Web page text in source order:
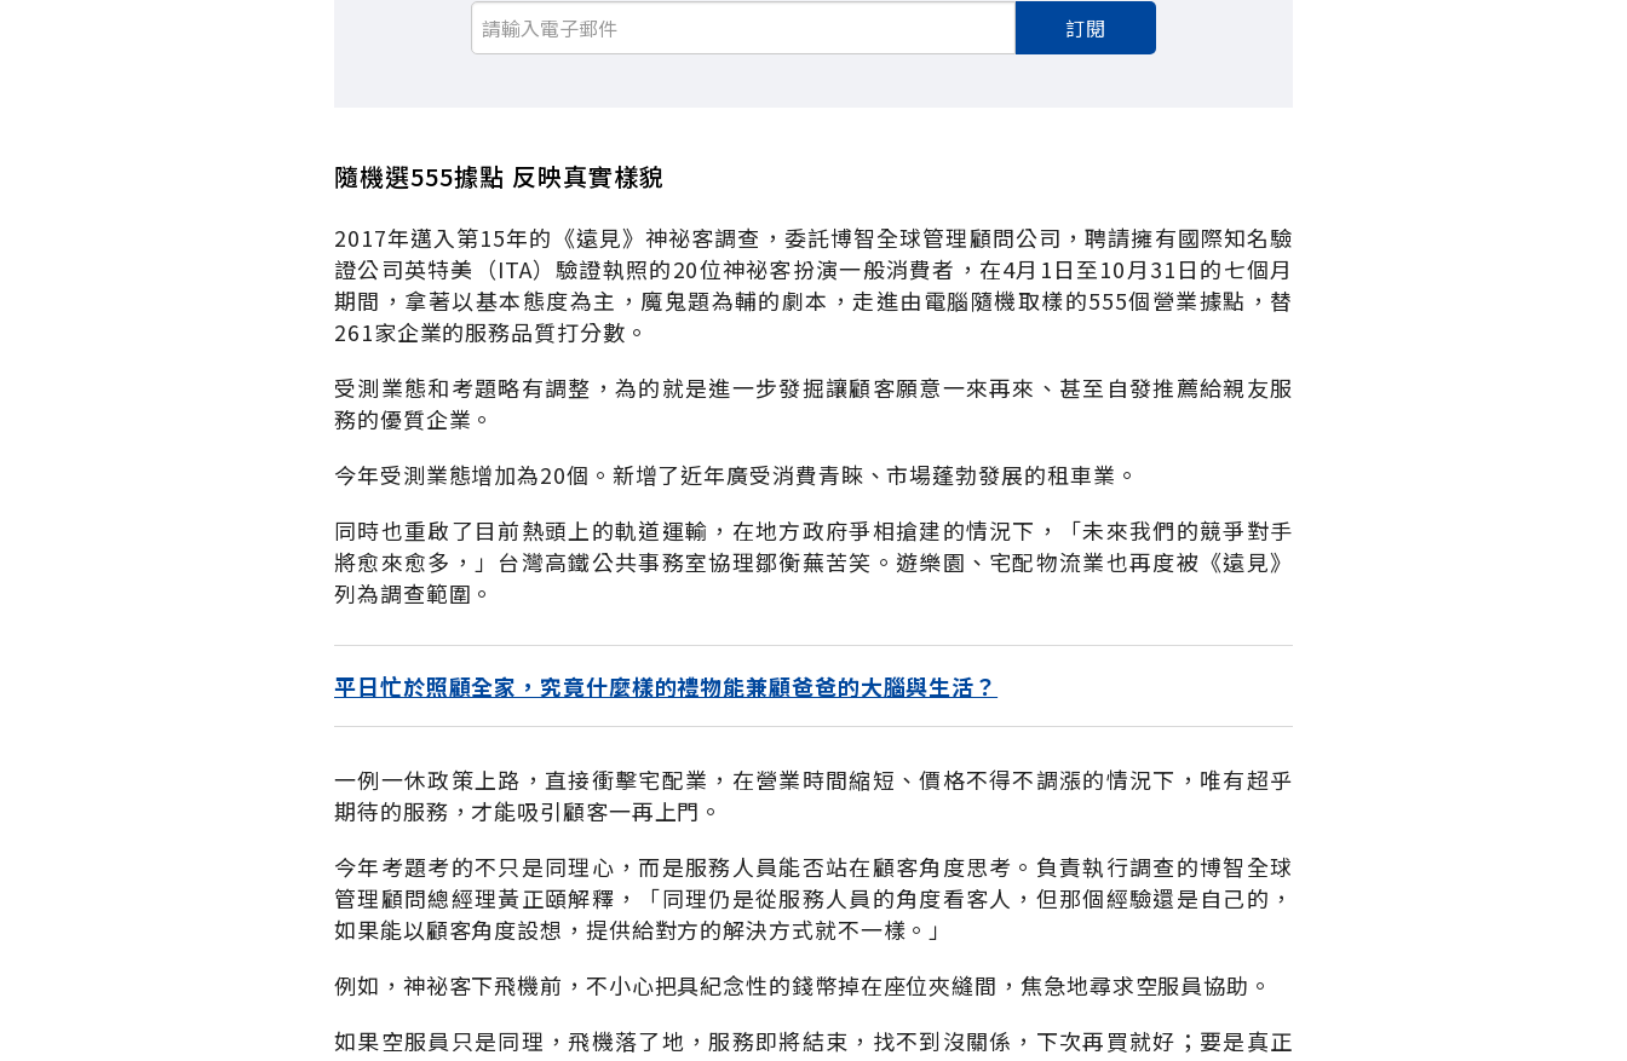
訂閱
隨機選555據點 反映真實樣貌
2017年邁入第15年的《遠見》神祕客調查，委託博智全球管理顧問公司，聘請擁有國際知名驗
證公司英特美（ITA）驗證執照的20位神祕客扮演一般消費者，在4月1日至10月31日的七個月
期間，拿著以基本態度為主，魔鬼題為輔的劇本，走進由電腦隨機取樣的555個營業據點，替
261家企業的服務品質打分數。
受測業態和考題略有調整，為的就是進一步發掘讓顧客願意一來再來、甚至自發推薦給親友服
務的優質企業。
今年受測業態增加為20個。新增了近年廣受消費青睞、市場蓬勃發展的租車業。
同時也重啟了目前熱頭上的軌道運輸，在地方政府爭相搶建的情況下，「未來我們的競爭對手
將愈來愈多，」台灣高鐵公共事務室協理鄒衡蕪苦笑。遊樂園、宅配物流業也再度被《遠見》
列為調查範圍。
平日忙於照顧全家，究竟什麼樣的禮物能兼顧爸爸的大腦與生活？
一例一休政策上路，直接衝擊宅配業，在營業時間縮短、價格不得不調漲的情況下，唯有超乎
期待的服務，才能吸引顧客一再上門。
今年考題考的不只是同理心，而是服務人員能否站在顧客角度思考。負責執行調查的博智全球
管理顧問總經理黃正頤解釋，「同理仍是從服務人員的角度看客人，但那個經驗還是自己的，
如果能以顧客角度設想，提供給對方的解決方式就不一樣。」
例如，神祕客下飛機前，不小心把具紀念性的錢幣掉在座位夾縫間，焦急地尋求空服員協助。
如果空服員只是同理，飛機落了地，服務即將結束，找不到沒關係，下次再買就好；要是真正